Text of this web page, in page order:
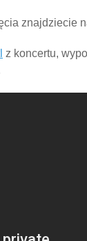
znajdziecie
z koncertu,